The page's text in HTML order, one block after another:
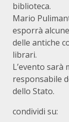
biblioteca.
Mario
esporrà
delle antiche
librari.
L’evento sarà
responsabile
dello Stato.
condividi su: